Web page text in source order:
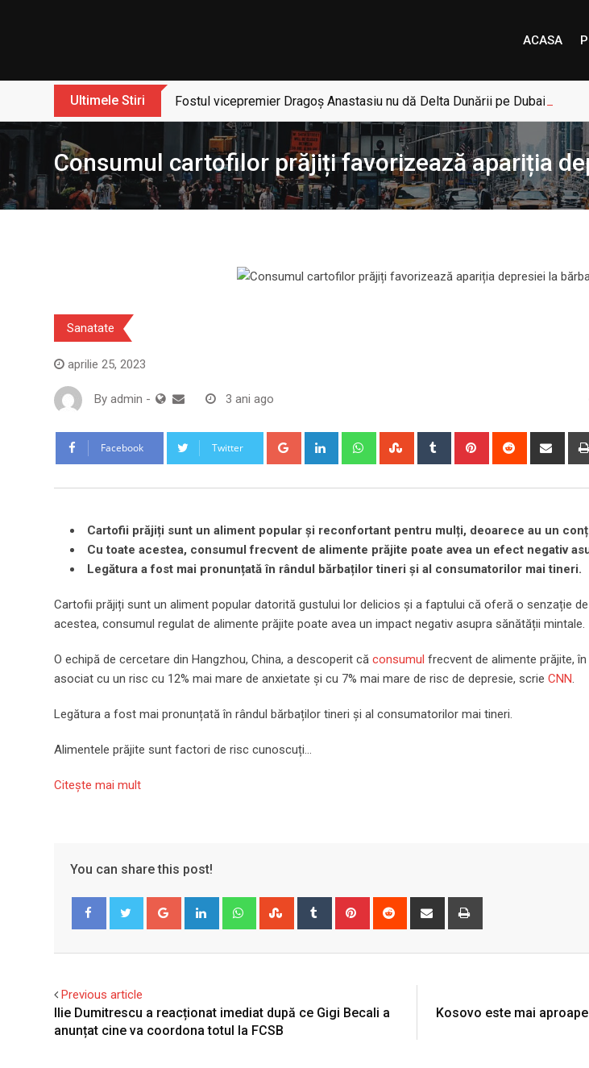
ACASA
Ultimele Stiri Fostul vicepremier Dragoș Anastasiu nu dă Delta Dunării pe Dubai:
Consumul cartofilor prăjiți favorizează apariția
Sanatate
aprilie 25, 2023
By admin - 3 ani ago
Facebook Twitter Google+ LinkedIn WhatsappStumbleUpon
Tumblr Pinterest Reddit
Share
Cartofii prăjiți sunt un aliment popular și reconfortant pentru mulți, deoarece au un
Cu toate acestea, consumul frecvent de alimente prăjite poate avea un efect negativ
Legătura a fost mai pronunțată în rândul bărbaților tineri și al consumatorilor mai tineri.
Cartofii prăjiți sunt un aliment popular datorită gustului lor delicios și a faptului că oferă o senzație
acestea, consumul regulat de alimente prăjite poate avea un impact negativ asupra sănătății mintale.
O echipă de cercetare din Hangzhou, China, a descoperit că consumul frecvent de alimente prăjite,
asociat cu un risc cu 12% mai mare de anxietate și cu 7% mai mare de risc de depresie, scrie CNN.
Legătura a fost mai pronunțată în rândul bărbaților tineri și al consumatorilor mai tineri.
Alimentele prăjite sunt factori de risc cunoscuți…
Citeşte mai mult
You can share this post!
Google+ LinkedIn WhatsappStumbleUpon
Tumblr Pinterest Reddit
Share
Previous article
Ilie Dumitrescu a reacționat imediat după ce Gigi Becali a
anunțat cine va coordona totul la FCSB
Kosovo este mai